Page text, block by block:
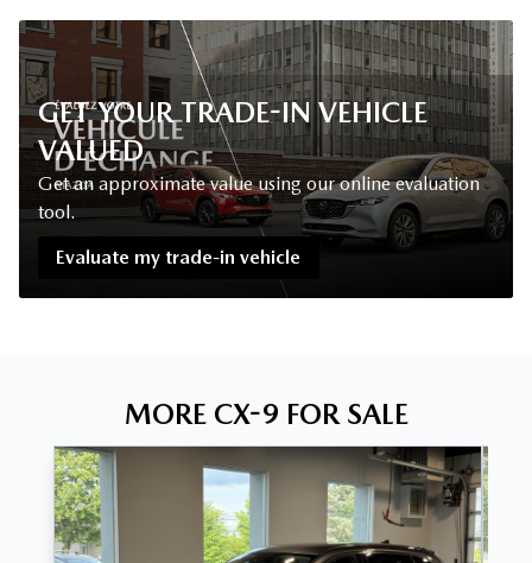
GET YOUR TRADE-IN VEHICLE
VALUED
Get an approximate value using our online evaluation
tool.
Evaluate my trade-in vehicle
MORE CX-9 FOR SALE